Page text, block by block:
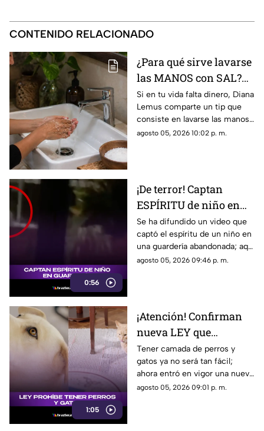
CONTENIDO RELACIONADO
¿Para qué sirve lavarse
las MANOS con SAL?
Este es su PODEROSO
EFECTO
Si en tu vida falta dinero, Diana
Lemus comparte un tip que
consiste en lavarse las manos
con sal. Aquí te contamos.
agosto 05, 2026 10:02 p. m.
0:56
¡De terror! Captan
ESPÍRITU de niño en
guardería; así luce
(+VIDEO)
Se ha difundido un video que
captó el espíritu de un niño en
una guardería abandonada; aquí
te compartimos los detalles de
agosto 05, 2026 09:46 p. m.
1:05
¡Atención! Confirman
nueva LEY que
PROHIBE TENER
PERROS y gatos; esto se
sabe
Tener camada de perros y
gatos ya no será tan fácil;
ahora entró en vigor una nueva
ley que prohibe tenerlos. Aquí
agosto 05, 2026 09:01 p. m.